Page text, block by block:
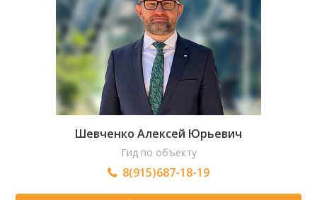
Шевченко Алексей Юрьевич
Гид по объекту
8(915)687-18-19